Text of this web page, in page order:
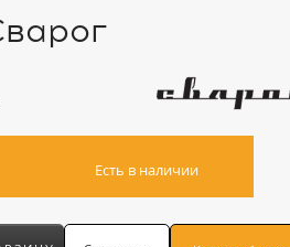
Есть в наличии